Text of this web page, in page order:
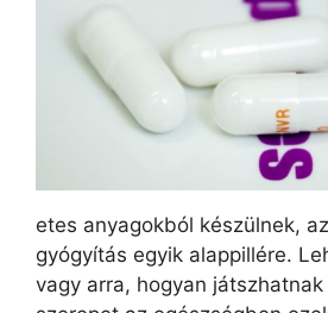
etes anyagokból készülnek,
gyógyítás egyik alappillére.
vagy arra, hogyan